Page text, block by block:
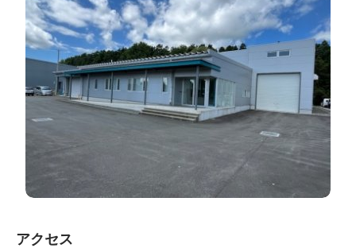
アクセス